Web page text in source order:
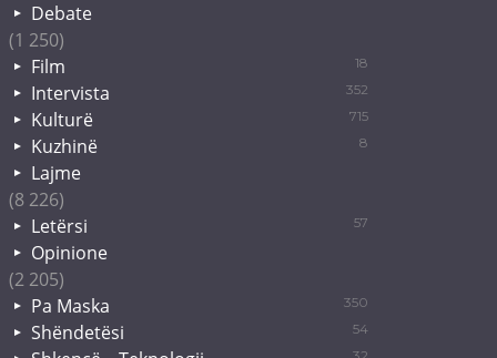
Debate
(1 250)
Film
18
Intervista 352
Kulturë 715
Kuzhinë 8
Lajme
(8 226)
Letërsi
57
Opinione
(2 205)
Pa Maska
350
Shëndetësi 54